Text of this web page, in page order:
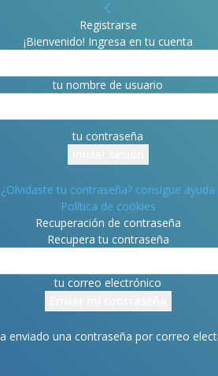
Registrarse
¡Bienvenido! Ingresa en tu cuenta
tu nombre de usuario
tu contraseña
¿Olvidaste tu contraseña? consigue ayuda
Política de cookies
Recuperación de contraseña
Recupera tu contraseña
tu correo electrónico
enviado una contraseña por correo